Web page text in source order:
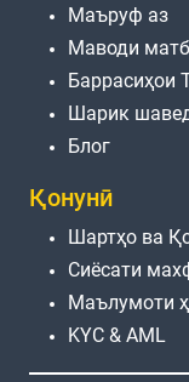
Маъруф аз
Маводи
Баррасиҳои
Шарик
Блог
Қонунӣ
Шартҳо ва
Сиёсати
Маълумоти
KYC & AML